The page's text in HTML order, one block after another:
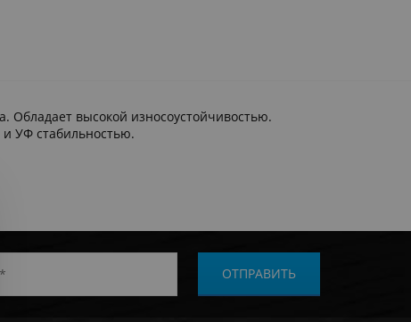
Обладает высокой износоустойчивостью.
и УФ стабильностью.